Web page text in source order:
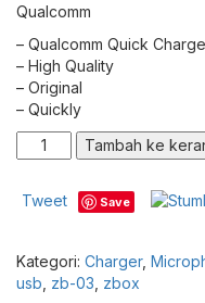
Qualcomm
– Qualcomm Quick
– High Quality
– Original
– Quickly
Kuantitas
Charger
Zbox
3A
with
Tambah ke
Tweet Save
Kategori: Charger,
usb zb-03 zbox